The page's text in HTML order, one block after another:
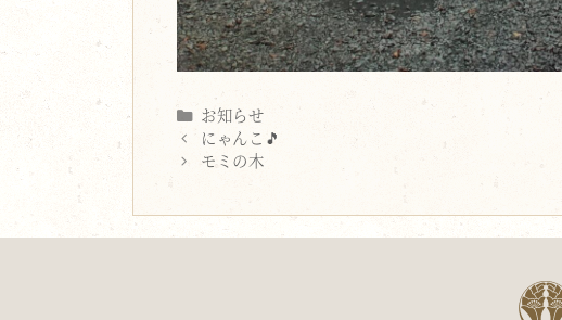
Categories
お知らせ
にゃんこ🎵
モミの木